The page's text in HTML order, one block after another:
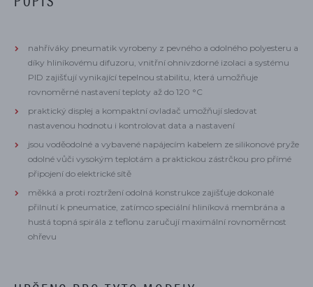
nahříváky pneumatik vyrobeny z pevného a odolného polyesteru a
díky hliníkovému difuzoru, vnitřní ohnivzdorné izolaci a systému
PID zajišťují vynikající tepelnou stabilitu, která umožňuje
rovnoměrné nastavení teploty až do 120 °C
praktický displej a kompaktní ovladač umožňují sledovat
nastavenou hodnotu i kontrolovat data a nastavení
jsou voděodolné a vybavené napájecím kabelem ze silikonové pryže
odolné vůči vysokým teplotám a praktickou zástrčkou pro přímé
připojení do elektrické sítě
měkká a proti roztržení odolná konstrukce zajišťuje dokonalé
přilnutí k pneumatice, zatímco speciální hliníková membrána a
hustá topná spirála z teflonu zaručují maximální rovnoměrnost
ohřevu